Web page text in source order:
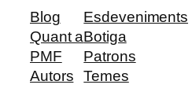
Blog
Quant a
PMF
Autors
Esdeveniments
Botiga
Patrons
Temes